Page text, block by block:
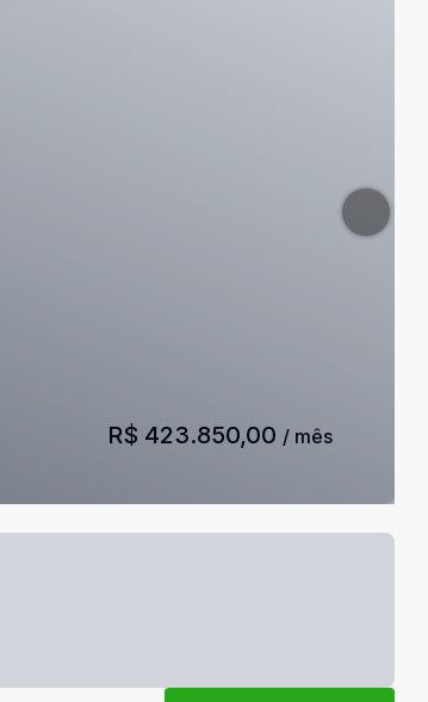
R$ 423.850,00 / mês